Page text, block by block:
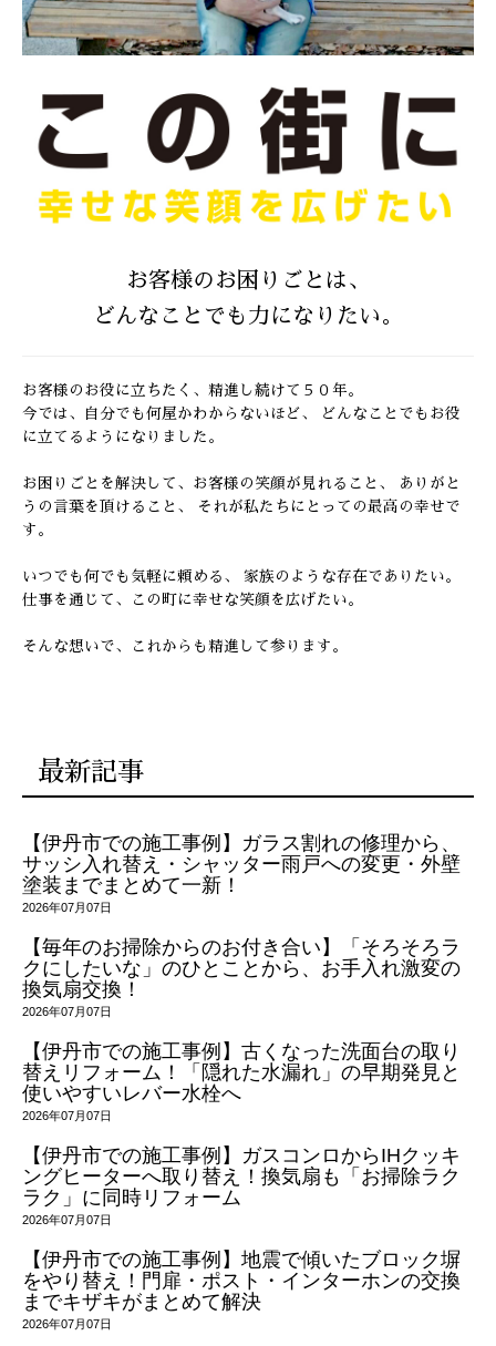
お客様のお困りごとは、
どんなことでも力になりたい。
お客様のお役に立ちたく、精進し続けて５０年。
今では、自分でも何屋かわからないほど、
どんなことでもお役
に立てるようになりました。
お困りごとを解決して、お客様の笑顔が見れること、
ありがと
うの言葉を頂けること、
それが私たちにとっての最高の幸せで
す。
いつでも何でも気軽に頼める、 家族のような存在でありたい。
仕事を通じて、この町に幸せな笑顔を広げたい。
そんな想いで、これからも精進して参ります。
最新記事
【伊丹市での施工事例】ガラス割れの修理から、
サッシ入れ替え・シャッター雨戸への変更・外壁
塗装までまとめて一新！
2026年07月07日
【毎年のお掃除からのお付き合い】「そろそろラ
クにしたいな」のひとことから、お手入れ激変の
換気扇交換！
2026年07月07日
【伊丹市での施工事例】古くなった洗面台の取り
替えリフォーム！「隠れた水漏れ」の早期発見と
使いやすいレバー水栓へ
2026年07月07日
【伊丹市での施工事例】ガスコンロからIHクッキ
ングヒーターへ取り替え！換気扇も「お掃除ラク
ラク」に同時リフォーム
2026年07月07日
【伊丹市での施工事例】地震で傾いたブロック塀
をやり替え！門扉・ポスト・インターホンの交換
までキザキがまとめて解決
2026年07月07日